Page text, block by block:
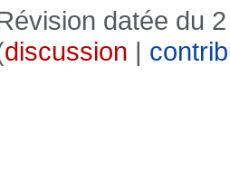
datée du
discussion |